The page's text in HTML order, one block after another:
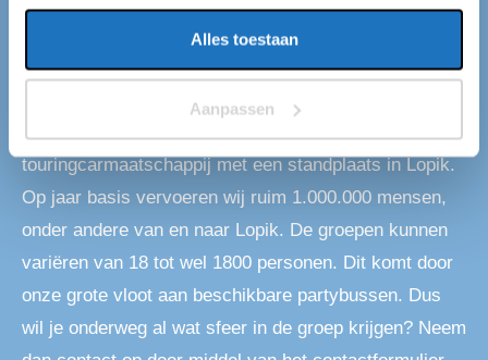
Alles toestaan
Aanpassen
Partybus huren in Lopik
Op zoek naar een partybus in Lopik? Dan ben je bij
touringcarmaatschappij met een standplaats in Lopik.
Op jaar basis vervoeren wij ruim 1.000.000 mensen,
onder andere van en naar Lopik. De groepen kunnen
variëren van 18 tot wel 1800 personen. Dit komt door
onze grote vloot aan beschikbare partybussen. Dus
wil je onderweg al wat sfeer in de groep krijgen? Neem